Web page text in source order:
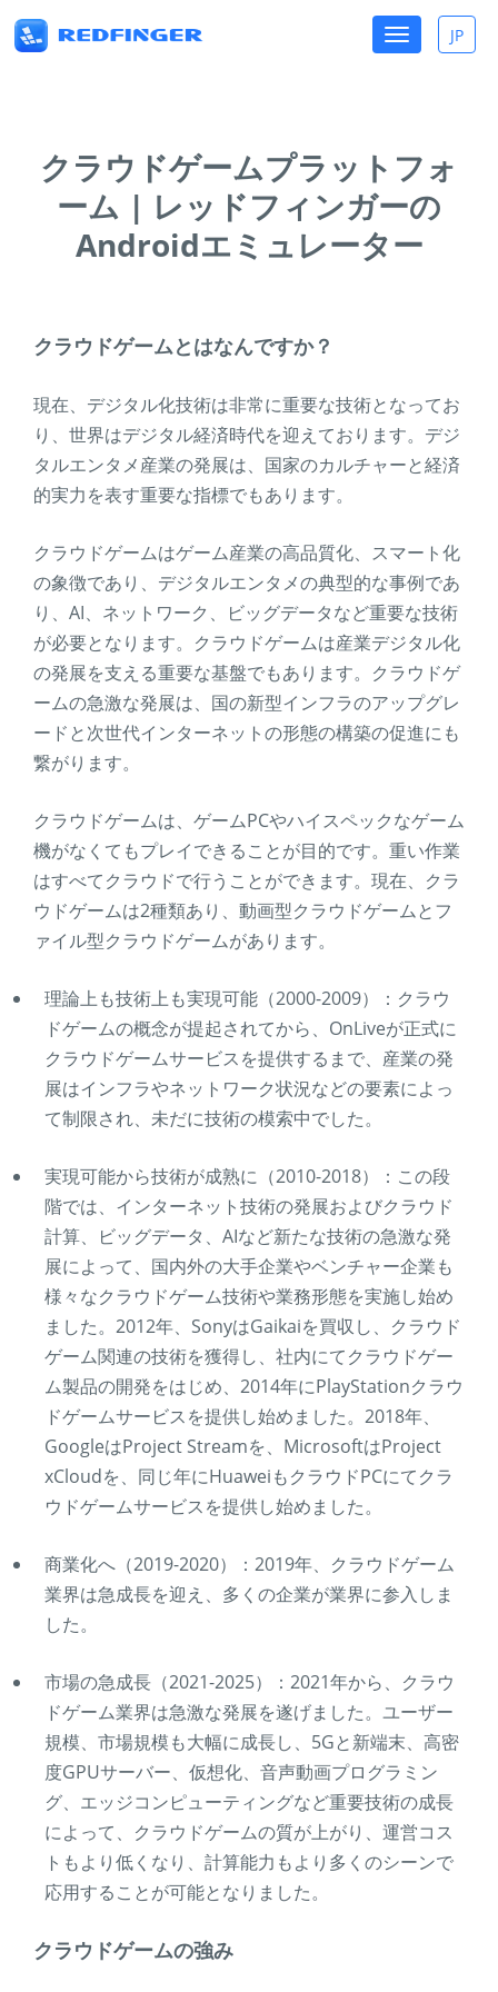
Toggle
JP
Toggle
navigation
クラウドゲームプラットフォ
ーム | レッドフィンガーの
Androidエミュレーター
クラウドゲームとはなんですか？
現在、デジタル化技術は非常に重要な技術となってお
り、世界はデジタル経済時代を迎えております。デジ
タルエンタメ産業の発展は、国家のカルチャーと経済
的実力を表す重要な指標でもあります。
クラウドゲームはゲーム産業の高品質化、スマート化
の象徴であり、デジタルエンタメの典型的な事例であ
り、AI、ネットワーク、ビッグデータなど重要な技術
が必要となります。クラウドゲームは産業デジタル化
の発展を支える重要な基盤でもあります。クラウドゲ
ームの急激な発展は、国の新型インフラのアップグレ
ードと次世代インターネットの形態の構築の促進にも
繋がります。
クラウドゲームは、ゲームPCやハイスペックなゲーム
機がなくてもプレイできることが目的です。重い作業
はすべてクラウドで行うことができます。現在、クラ
ウドゲームは2種類あり、動画型クラウドゲームとフ
ァイル型クラウドゲームがあります。
理論上も技術上も実現可能（2000-2009）：クラウ
ドゲームの概念が提起されてから、OnLiveが正式に
クラウドゲームサービスを提供するまで、産業の発
展はインフラやネットワーク状況などの要素によっ
て制限され、未だに技術の模索中でした。
実現可能から技術が成熟に（2010-2018）：この段
階では、インターネット技術の発展およびクラウド
計算、ビッグデータ、AIなど新たな技術の急激な発
展によって、国内外の大手企業やベンチャー企業も
様々なクラウドゲーム技術や業務形態を実施し始め
ました。2012年、SonyはGaikaiを買収し、クラウド
ゲーム関連の技術を獲得し、社内にてクラウドゲー
ム製品の開発をはじめ、2014年にPlayStationクラウ
ドゲームサービスを提供し始めました。2018年、
GoogleはProject Streamを、MicrosoftはProject
xCloudを、同じ年にHuaweiもクラウドPCにてクラ
ウドゲームサービスを提供し始めました。
商業化へ（2019-2020）：2019年、クラウドゲーム
業界は急成長を迎え、多くの企業が業界に参入しま
した。
市場の急成長（2021-2025）：2021年から、クラウ
ドゲーム業界は急激な発展を遂げました。ユーザー
規模、市場規模も大幅に成長し、5Gと新端末、高密
度GPUサーバー、仮想化、音声動画プログラミン
グ、エッジコンピューティングなど重要技術の成長
によって、クラウドゲームの質が上がり、運営コス
トもより低くなり、計算能力もより多くのシーンで
応用することが可能となりました。
クラウドゲームの強み